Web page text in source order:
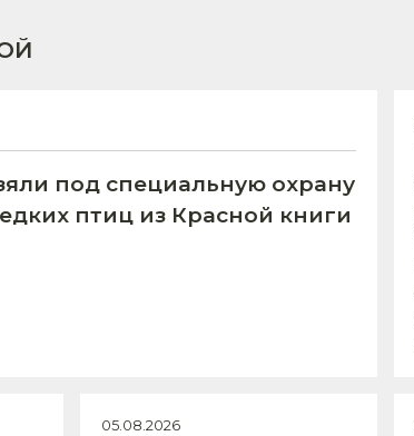
под специальную охрану
птиц из Красной книги
05.08.2026